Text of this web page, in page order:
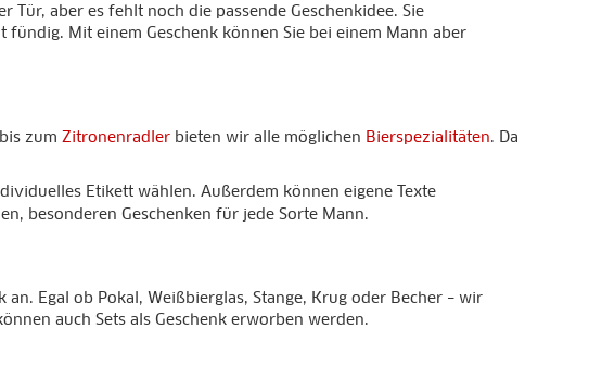
Tür, aber es fehlt noch die passende Geschenkidee. Sie
Mit einem Geschenk können Sie bei einem Mann aber
bis zum Zitronenradler bieten wir alle möglichen Bierspezialitäten. Da
Etikett wählen. Außerdem können eigene Texte
besonderen Geschenken für jede Sorte Mann.
an. Egal ob Pokal, Weißbierglas, Stange, Krug oder Becher – wir
auch Sets als Geschenk erworben werden.